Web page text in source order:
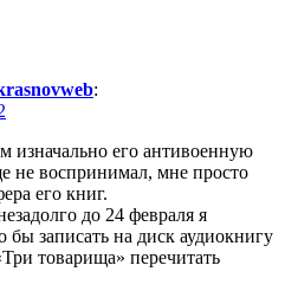
:
изначально его антивоенную
не воспринимал, мне просто
его книг.
до 24 февраля я
бы записать на диск аудиокнигу
товарища» перечитать